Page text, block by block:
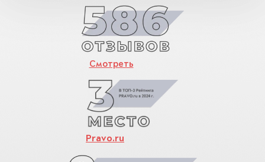
Смотреть
Pravo.ru